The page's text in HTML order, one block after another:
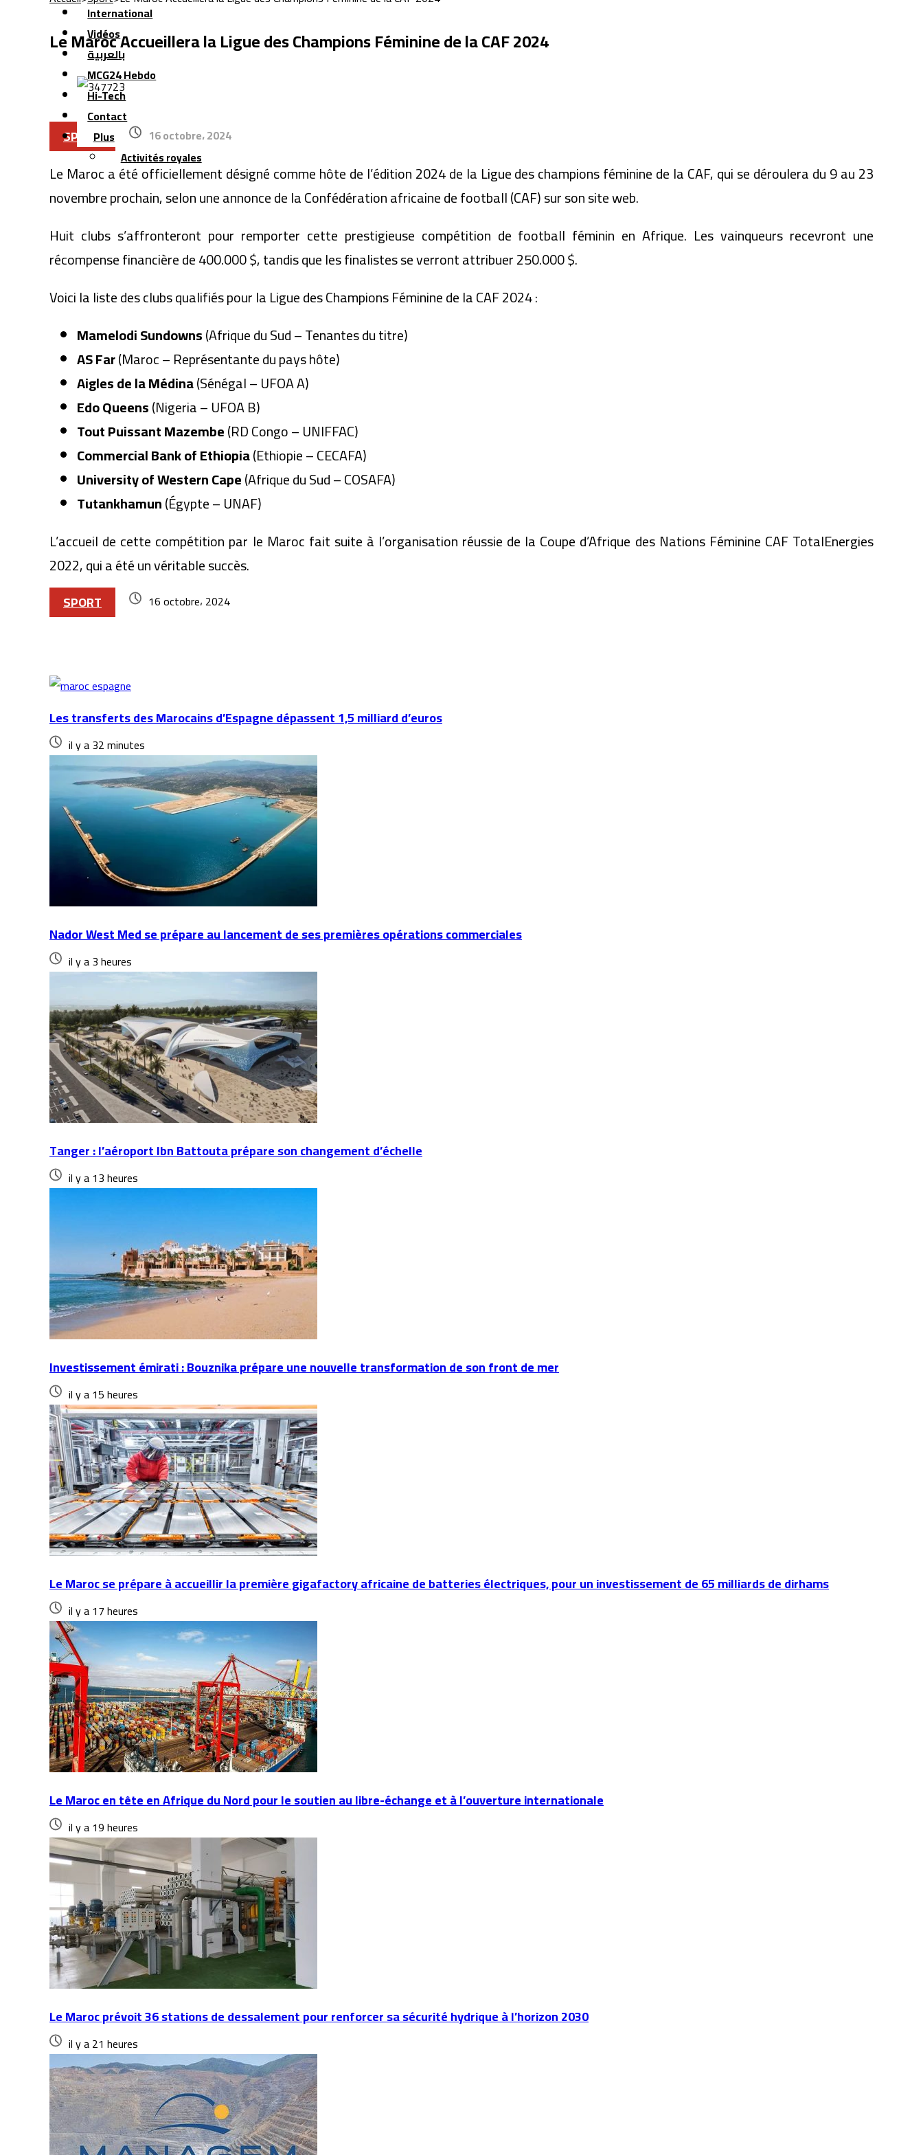
International
Vidéos
بالعربية
MCG24 Hebdo
Hi-Tech
Contact
Plus
Activités royales
Le Maroc Accueillera la Ligue des Champions Féminine de la CAF 2024
SPORT 16 octobre، 2024
Le Maroc a été officiellement désigné comme hôte de l’édition 2024 de la Ligue des champions féminine de la CAF, qui se déroulera du 9 au 23
novembre prochain, selon une annonce de la Confédération africaine de football (CAF) sur son site web.
Huit clubs s’affronteront pour remporter cette prestigieuse compétition de football féminin en Afrique. Les vainqueurs recevront une
récompense financière de 400.000 $, tandis que les finalistes se verront attribuer 250.000 $.
Voici la liste des clubs qualifiés pour la Ligue des Champions Féminine de la CAF 2024 :
Mamelodi Sundowns(Afrique du Sud – Tenantes du titre)
AS Far(Maroc – Représentante du pays hôte)
Aigles de la Médina(Sénégal – UFOA A)
Edo Queens(Nigeria – UFOA B)
Tout Puissant Mazembe(RD Congo – UNIFFAC)
Commercial Bank of Ethiopia(Ethiopie – CECAFA)
University of Western Cape(Afrique du Sud – COSAFA)
Tutankhamun(Égypte – UNAF)
L’accueil de cette compétition par le Maroc fait suite à l’organisation réussie de la Coupe d’Afrique des Nations Féminine CAF TotalEnergies
2022, qui a été un véritable succès.
SPORT 16 octobre، 2024
Les transferts des Marocains d’Espagne dépassent 1,5 milliard d’euros
il y a 32 minutes
Nador West Med se prépare au lancement de ses premières opérations commerciales
il y a 3 heures
Tanger : l’aéroport Ibn Battouta prépare son changement d’échelle
il y a 13 heures
Investissement émirati : Bouznika prépare une nouvelle transformation de son front de mer
il y a 15 heures
Le Maroc se prépare à accueillir la première gigafactory africaine de batteries électriques, pour un investissement de 65 milliards de dirhams
il y a 17 heures
Le Maroc en tête en Afrique du Nord pour le soutien au libre-échange et à l’ouverture internationale
il y a 19 heures
Le Maroc prévoit 36 stations de dessalement pour renforcer sa sécurité hydrique à l’horizon 2030
il y a 21 heures